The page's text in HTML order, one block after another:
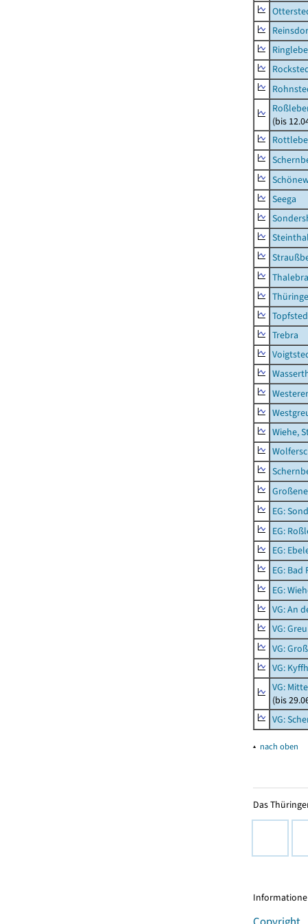
(bis
Seega
Thalebra
Trebra
Wiehe,
EG:
EG:
EG:
EG:
EG:
VG: An
VG:
VG:
VG:
VG:
(bis
VG:
▴ nach oben
Das